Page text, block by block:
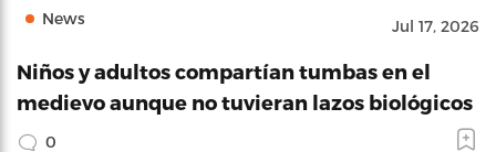
News Jul 17, 2026
Niños y adultos compartían tumbas en el
medievo aunque no tuvieran lazos biológicos
0